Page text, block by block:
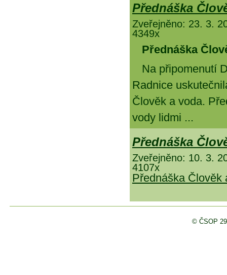
Přednáška
Zveřejněno: 23. 3.
4349x
Před­náš­ka
Na při­po­me­nu­tí
Rad­ni­ce
Člo­věk a vo­da.
vo­dy lid­mi ...
Přednáška
Zveřejněno: 10. 3.
4107x
Přednáška Člověk
© ČSOP